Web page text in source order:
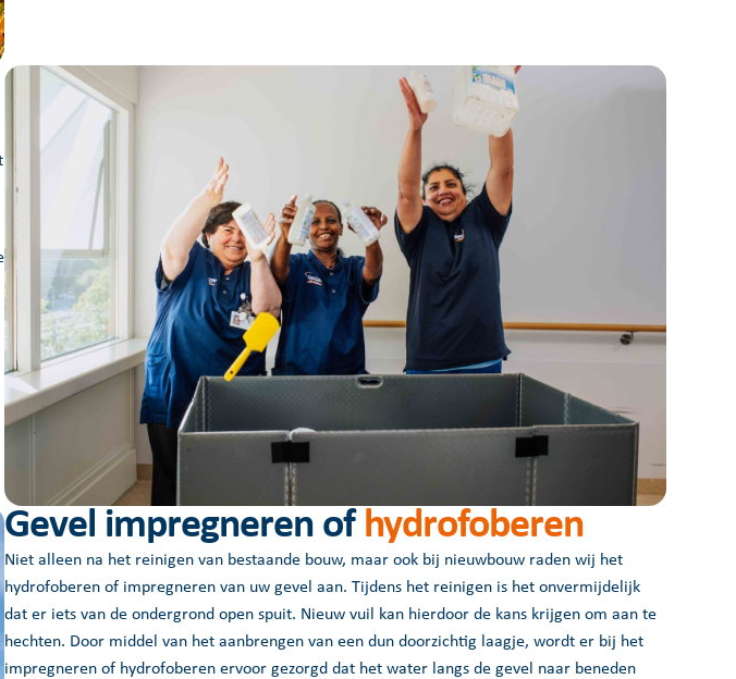
Gevel impregneren of hydrofoberen
Niet alleen na het reinigen van bestaande bouw, maar ook bij nieuwbouw raden wij het
hydrofoberen of impregneren van uw gevel aan. Tijdens het reinigen is het onvermijdelijk
dat er iets van de ondergrond open spuit. Nieuw vuil kan hierdoor de kans krijgen om aan te
hechten. Door middel van het aanbrengen van een dun doorzichtig laagje, wordt er bij het
impregneren of hydrofoberen ervoor gezorgd dat het water langs de gevel naar beneden